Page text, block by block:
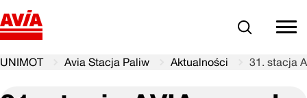
Szukaj
UNIMOT Avia Stacja Paliw Aktualności 31. stacja